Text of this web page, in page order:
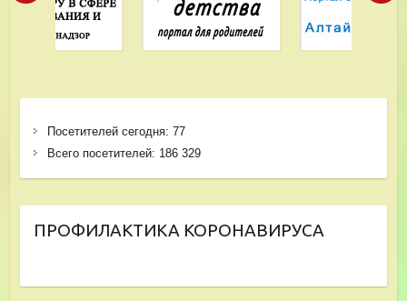
Посетителей сегодня: 77
Всего посетителей: 186 329
ПРОФИЛАКТИКА КОРОНАВИРУСА